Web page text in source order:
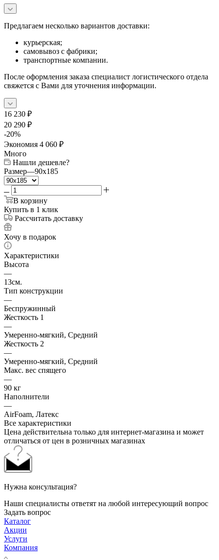
Предлагаем несколько вариантов доставки:
курьерская;
самовывоз с фабрики;
транспортные компании.
После оформления заказа специалист логистического отдела
свяжется с Вами для уточнения информации.
16 230 ₽
20 290 ₽
-20%
Экономия 4 060 ₽
Много
Нашли дешевле?
Размер—90x185
В корзину
Купить в 1 клик
Рассчитать доставку
Хочу в подарок
Характеристики
Высота
—
13см.
Тип конструкции
—
Беспружинный
Жесткость 1
—
Умеренно-мягкий, Средний
Жесткость 2
—
Умеренно-мягкий, Средний
Макс. вес спящего
—
90 кг
Наполнители
—
AirFoam, Латекс
Все характеристики
Цена действительна только для интернет-магазина и может
отличаться от цен в розничных магазинах
Нужна консультация?
Наши специалисты ответят на любой интересующий вопрос
Задать вопрос
Каталог
Акции
Услуги
Компания